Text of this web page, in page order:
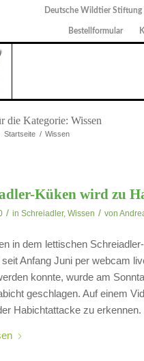
Deutsche Wildtier Stiftung
Bestellformular
die Kategorie: Wissen
Startseite / Wissen
Küken wird zu
/ in Schreiadler, Wissen / von
in dem lettischen
Anfang Juni per webcam
konnte, wurde am
geschlagen. Auf einem
Habichtattacke zu erkennen.